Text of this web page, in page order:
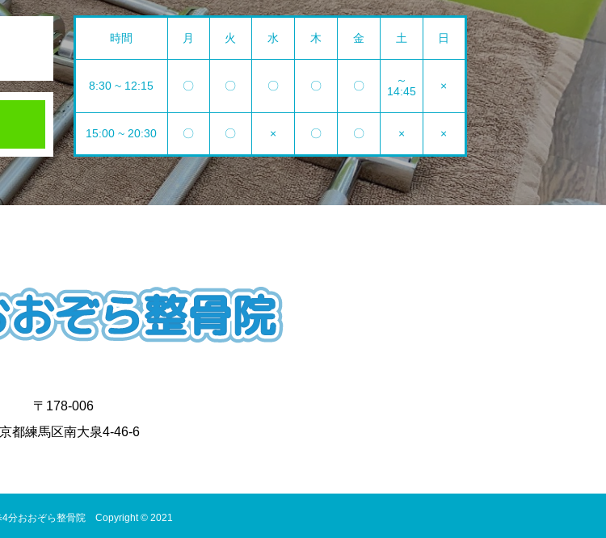
時間 月 火 水 木 金 土 日
8:30 ~ 12:15 〇 〇 〇 〇 〇
～
14:45
×
15:00 ~ 20:30 〇 〇 × 〇 〇 × ×
〒178-006
都練馬区南大泉4-46-6
4分おおぞら整骨院 Copyright © 2021